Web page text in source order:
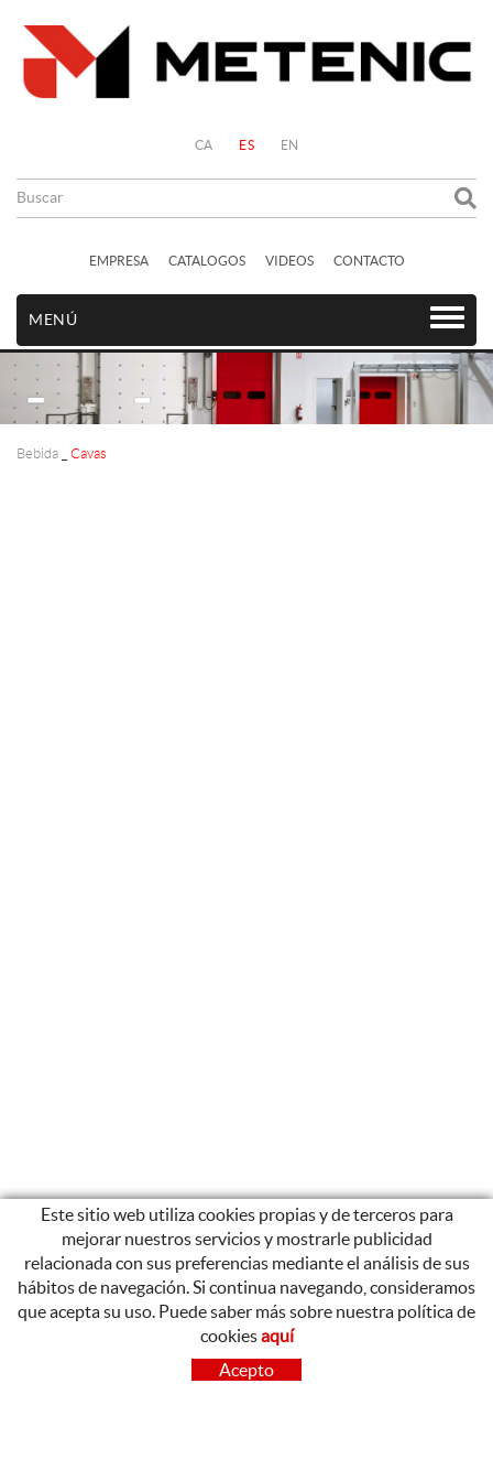
CA ES EN
EMPRESA CATALOGOS VIDEOS CONTACTO
MENÚ
Bebida Cavas
CONTACTO
Este sitio web utiliza cookies propias y de terceros para
mejorar nuestros servicios y mostrarle publicidad
relacionada con sus preferencias mediante el análisis de sus
hábitos de navegación. Si continua navegando, consideramos
que acepta su uso. Puede saber más sobre nuestra política de
cookiesaquí
Acepto